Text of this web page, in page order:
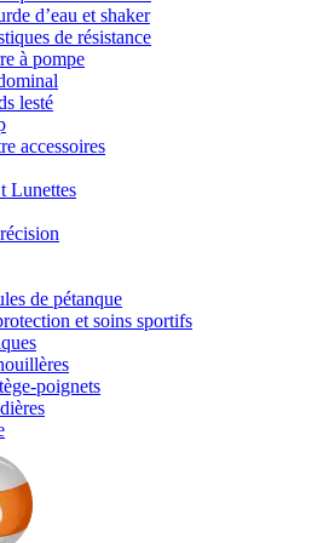
d’eau et shaker
de résistance
à pompe
lesté
accessoires
Lunettes
de pétanque
et soins sportifs
poignets